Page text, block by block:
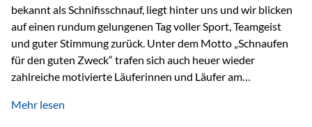
bekannt als Schnifisschnauf, liegt hinter uns und wir blicken
auf einen rundum gelungenen Tag voller Sport, Teamgeist
und guter Stimmung zurück. Unter dem Motto „Schnaufen
für den guten Zweck“ trafen sich auch heuer wieder
zahlreiche motivierte Läuferinnen und Läufer am
Höchstleistungen für einen guten Zweck zu erbringen. Mit
Mehr lesen